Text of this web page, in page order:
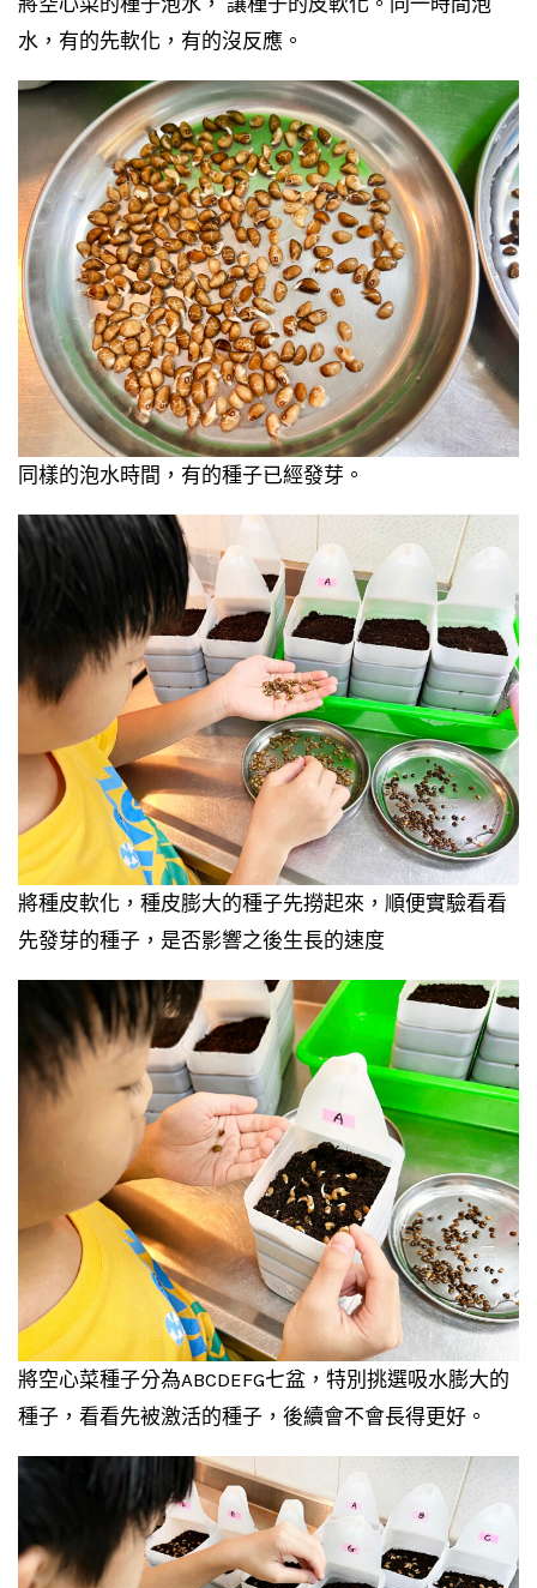
水，有的先軟化，有的沒反應。
同樣的泡水時間，有的種子已經發芽。
將種皮軟化，種皮膨大的種子先撈起來，順便實驗看看
先發芽的種子，是否影響之後生長的速度
將空心菜種子分為ABCDEFG七盆，特別挑選吸水膨大的
種子，看看先被激活的種子，後續會不會長得更好。